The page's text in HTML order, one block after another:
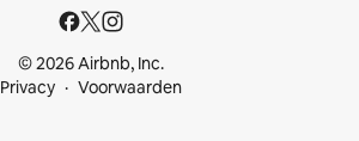
© 2026 Airbnb, Inc.
Privacy
Voorwaarden